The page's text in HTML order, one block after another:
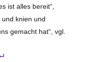
ist alles bereit“,
knien und
gemacht hat“, vgl.